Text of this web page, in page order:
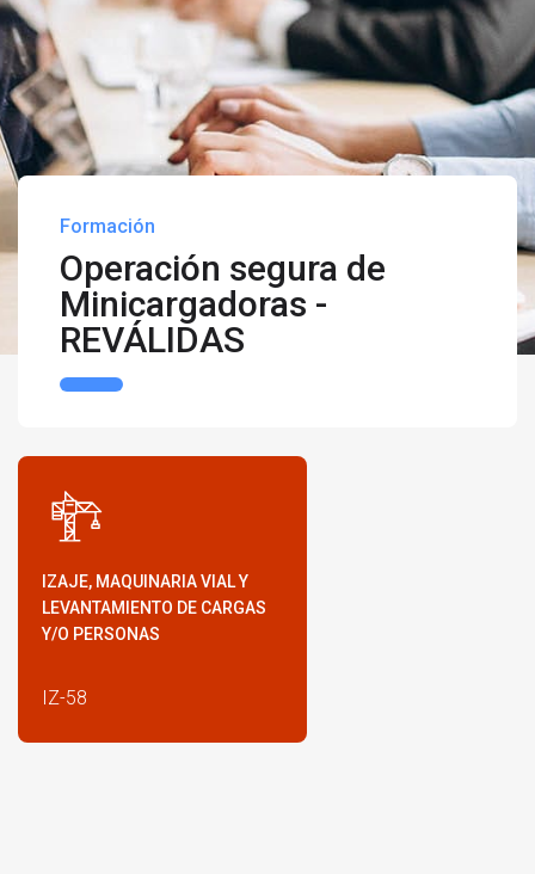
Formación
Operación segura de
Minicargadoras -
REVÁLIDAS
IZAJE, MAQUINARIA VIAL Y
LEVANTAMIENTO DE CARGAS
Y/O PERSONAS
IZ-58